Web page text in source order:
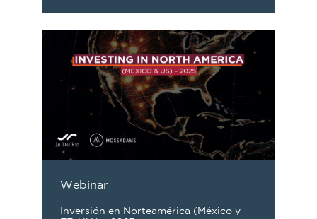
Webinar
Inversión en Norteamérica (México y